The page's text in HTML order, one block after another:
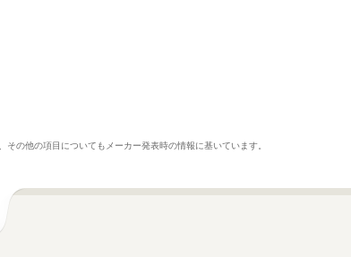
の他の項目についてもメーカー発表時の情報に基いています。